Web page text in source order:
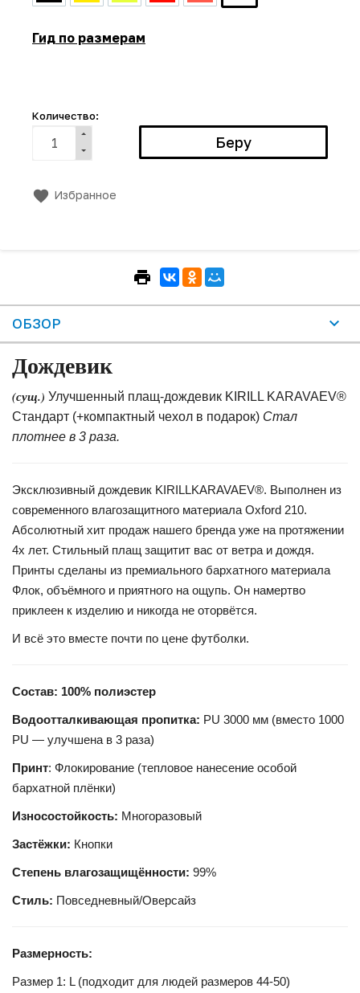
Гид по размерам
Количество:
Избранное
ОБЗОР
Дождевик
(сущ.) Улучшенный плащ-дождевик KIRILL KARAVAEV®
Стандарт (+компактный чехол в подарок) Стал
плотнее в 3 раза.
Эксклюзивный дождевик KIRILLKARAVAEV®. Выполнен из
современного влагозащитного материала Oxford 210.
Абсолютный хит продаж нашего бренда уже на протяжении
4х лет. Стильный плащ защитит вас от ветра и дождя.
Принты сделаны из премиального бархатного материала
Флок, объёмного и приятного на ощупь. Он намертво
приклеен к изделию и никогда не оторвётся.
И всё это вместе почти по цене футболки.
Состав: 100% полиэстер
Водоотталкивающая пропитка: PU 3000 мм (вместо 1000
PU — улучшена в 3 раза)
Принт: Флокирование (тепловое нанесение особой
бархатной плёнки)
Износостойкость: Многоразовый
Застёжки: Кнопки
Степень влагозащищённости: 99%
Стиль: Повседневный/Оверсайз
Размерность:
Размер 1: L (подходит для людей размеров 44-50)